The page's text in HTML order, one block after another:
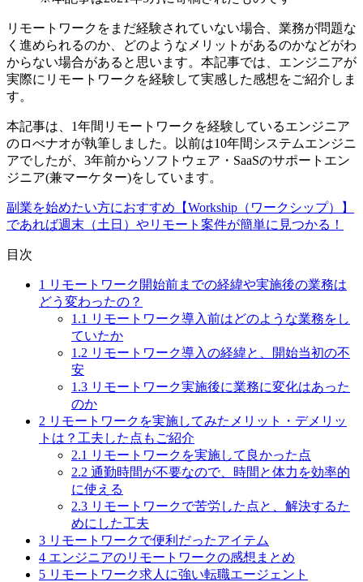
リモートワークをまだ経験されていない場合、業務が問題な
く進められるのか、どのようなメリットがあるのかなどがわ
からない場合があると思います。本記事では、 エンジニアが
実際にリモートワークを経験して実感した感想をご紹介 しま
す。
本記事は、1年間リモートワークを経験しているエンジニア
のロべナオが執筆しました。以前は10年間システムエンジニ
アでしたが、3年前からソフトウェア・SaaSのサポートエン
ジニア(兼マーケター)をしています。
副業を始めたい方におすすめ【Workship（ワークシップ）】
であれば週末（土日）やリモート案件が簡単に見つかる！
目次
1 リモートワーク開始前までの経緯や実施後の業務は
どう変わったの？
1.1 リモートワーク導入前はどのような業務をし
ていたか
1.2 リモートワーク導入の経緯と、開始当初の不
安
1.3 リモートワーク実施後に業務に変化はあった
のか
2 リモートワークを実施してみたメリット・デメリッ
トは？工夫した点もご紹介
2.1 リモートワークを実施して良かった点
2.2 通勤時間が不要なので、時間と体力を効率的
に使える
2.3 リモートワークで苦労した点と、解決するた
めにした工夫
3 リモートワークで便利だったアイテム
4 エンジニアのリモートワークの感想まとめ
5 リモートワーク求人に強い転職エージェント